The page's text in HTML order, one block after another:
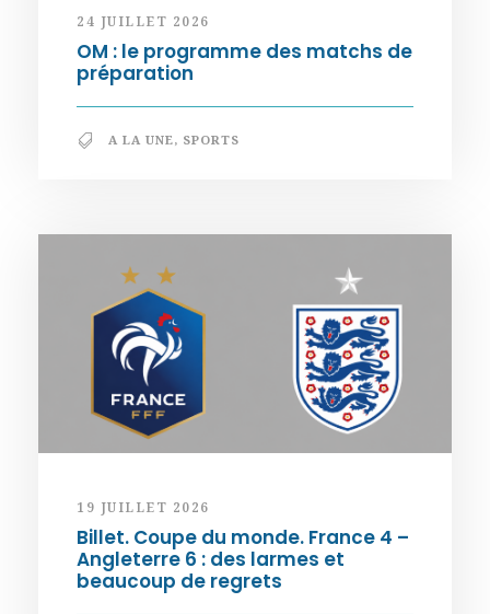
24 JUILLET 2026
OM : le programme des matchs de
préparation
A LA UNE, SPORTS
19 JUILLET 2026
Billet. Coupe du monde. France 4 –
Angleterre 6 : des larmes et
beaucoup de regrets